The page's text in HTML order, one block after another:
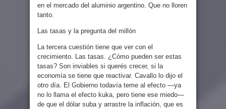
en el mercado del aluminio argentino. Que no lloren
tanto.
Las tasas y la pregunta del millón
La tercera cuestión tiene que ver con el
crecimiento. Las tasas. ¿Cómo pueden ser estas
tasas? Son inviables si querés crecer, si la
economía se tiene que reactivar. Cavallo lo dijo el
otro día. El Gobierno todavía teme al efecto —ya
no lo llama el efecto kuka, pero tiene ese miedo—
de que el dólar suba y arrastre la inflación, que es